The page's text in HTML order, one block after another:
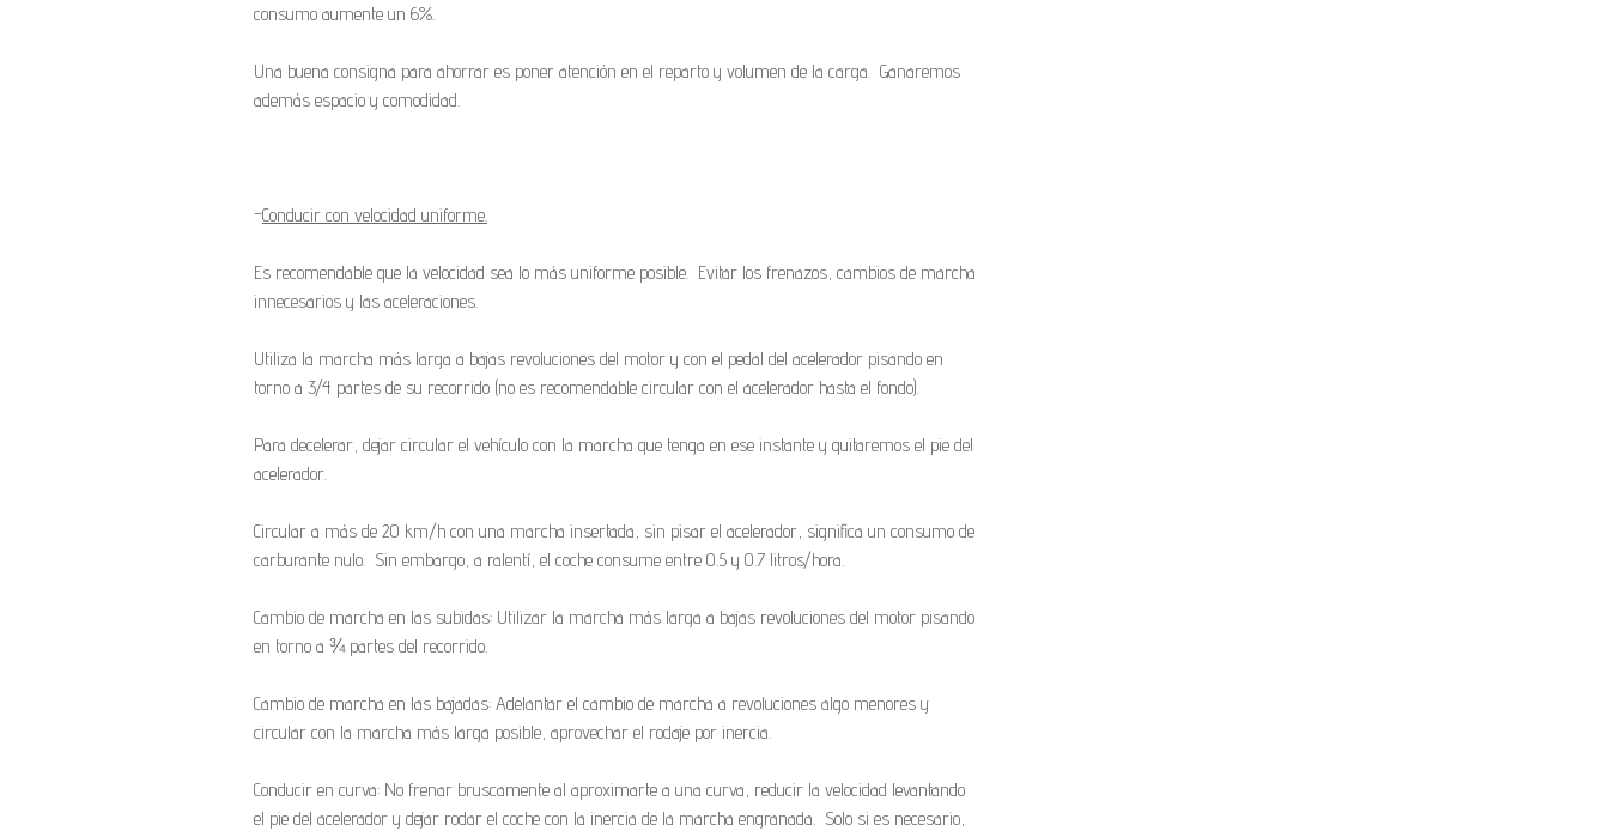
consumo aumente un 6%.
Una buena consigna para ahorrar es poner atención en el reparto y volumen de la carga. Ganaremos
además espacio y comodidad.
–Conducir con velocidad uniforme.
Es recomendable que la velocidad sea lo más uniforme posible. Evitar los frenazos, cambios de marcha
innecesarios y las aceleraciones.
Utiliza la marcha más larga a bajas revoluciones del motor y con el pedal del acelerador pisando en
torno a 3/4 partes de su recorrido (no es recomendable circular con el acelerador hasta el fondo).
Para decelerar, dejar circular el vehículo con la marcha que tenga en ese instante y quitaremos el pie del
acelerador.
Circular a más de 20 km/h con una marcha insertada, sin pisar el acelerador, significa un consumo de
carburante nulo. Sin embargo, a ralentí, el coche consume entre 0.5 y 0.7 litros/hora.
Cambio de marcha en las subidas: Utilizar la marcha más larga a bajas revoluciones del motor pisando
en torno a ¾ partes del recorrido.
Cambio de marcha en las bajadas: Adelantar el cambio de marcha a revoluciones algo menores y
circular con la marcha más larga posible, aprovechar el rodaje por inercia.
Conducir en curva: No frenar bruscamente al aproximarte a una curva, reducir la velocidad levantando
el pie del acelerador y dejar rodar el coche con la inercia de la marcha engranada. Solo si es necesario,